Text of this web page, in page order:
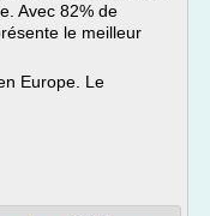
Avec 82% de
le meilleur
Europe. Le